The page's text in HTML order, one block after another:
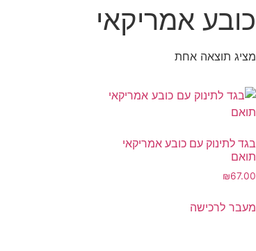
כובע אמריקאי
מציג תוצאה אחת
בגד לתינוק עם כובע אמריקאי
תואם
₪67.00
מעבר לרכישה